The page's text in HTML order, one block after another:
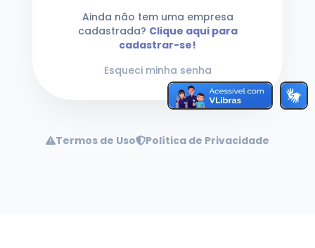
Ainda não tem uma empresa
cadastrada? Clique aqui para
cadastrar-se!
Esqueci minha senha
Termos de Uso Política de Privacidade